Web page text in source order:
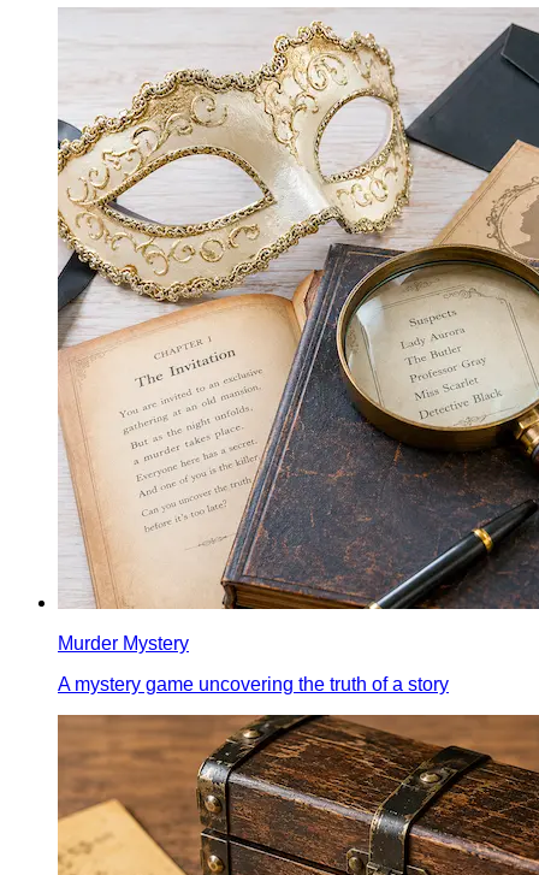
Murder Mystery
A mystery game uncovering the truth of a story